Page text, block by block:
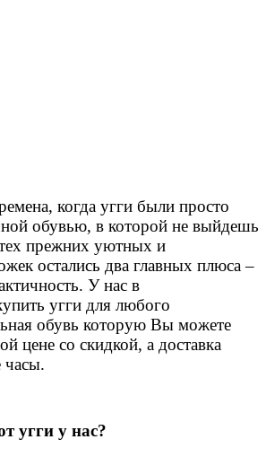
когда угги были просто
обувью, в которой не выйдешь
прежних уютных и
остались два главных плюса –
У нас в
угги для любого
обувь которую Вы можете
цене со скидкой, а доставка
часы.
угги у нас?